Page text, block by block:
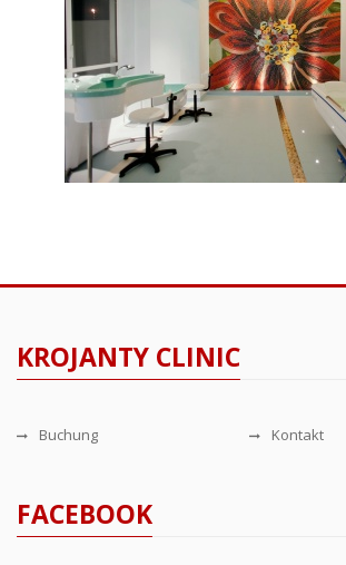
KROJANTY CLINIC
Buchung Kontakt
FACEBOOK